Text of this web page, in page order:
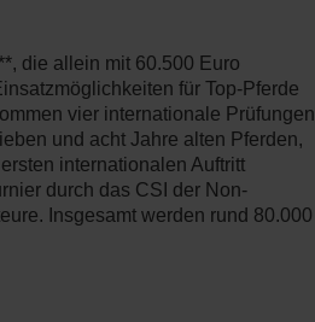
die allein mit 60.500 Euro
für Top-Pferde
vier internationale Prüfungen
und acht Jahre alten Pferden,
internationalen Auftritt
durch das CSI der Non-
Insgesamt werden rund 80.000